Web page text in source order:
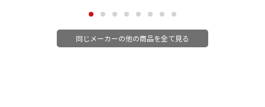
同じメーカーの他の商品を全て見る